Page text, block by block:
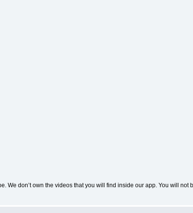
We don’t own the videos that you will find inside our app. You will not